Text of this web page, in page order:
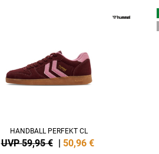
HANDBALL PERFEKT CL
UVP 59,95 € | 50,96 €